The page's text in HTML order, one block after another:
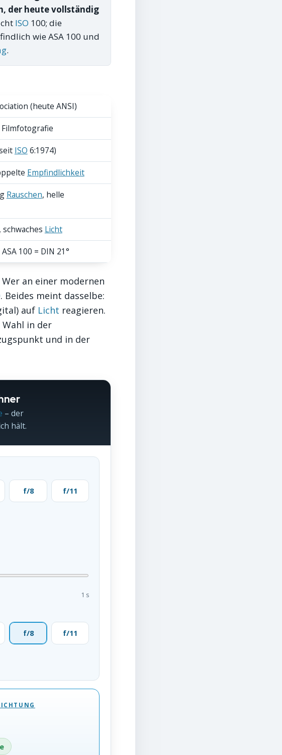
der heute vollständig
ISO 100; die
wie ASA 100 und
.
(heute ANSI)
Filmfotografie
ISO 6:1974)
Empfindlichkeit
Rauschen, helle
Licht
100 = DIN 21°
an einer modernen
. Beides meint dasselbe:
auf Licht reagieren.
Wahl in der
und in der
– der
hält.
f/8 f/11
1 s
f/8 f/11